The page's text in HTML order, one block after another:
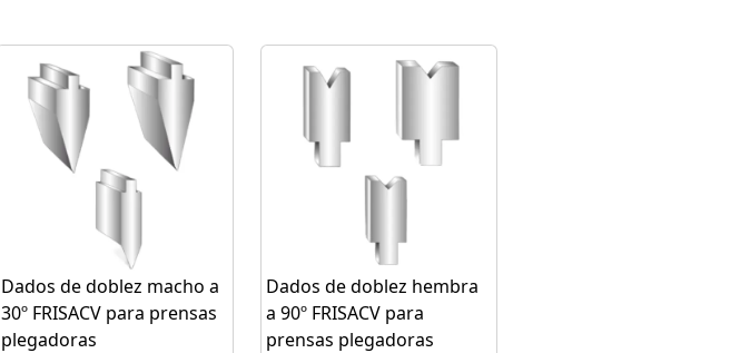
Dados de doblez macho a
30º FRISACV para prensas
plegadoras
Dados de doblez hembra
a 90º FRISACV para
prensas plegadoras